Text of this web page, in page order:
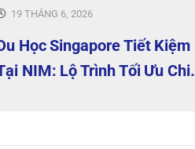
19 THÁNG 6, 2026
Học Singapore Tiết Kiệm
NIM: Lộ Trình Tối Ưu Chi